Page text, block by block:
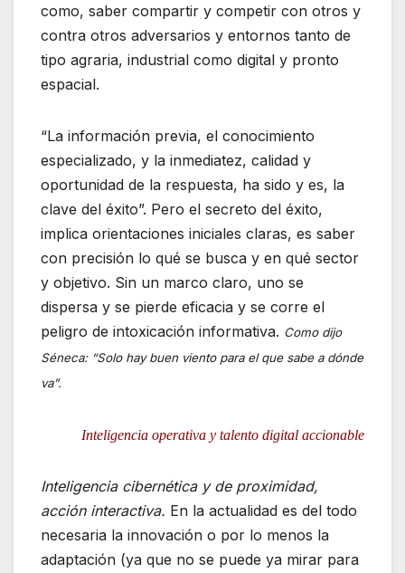
como, saber compartir y competir con otros y
contra otros adversarios y entornos tanto de
tipo agraria, industrial como digital y pronto
espacial.
“La información previa, el conocimiento
especializado, y la inmediatez, calidad y
oportunidad de la respuesta, ha sido y es, la
clave del éxito”. Pero el secreto del éxito,
implica orientaciones iniciales claras, es saber
con precisión lo qué se busca y en qué sector
y objetivo. Sin un marco claro, uno se
dispersa y se pierde eficacia y se corre el
peligro de intoxicación informativa. Como dijo
Séneca: “Solo hay buen viento para el que sabe a dónde
va”.
Inteligencia operativa y talento digital accionable
Inteligencia cibernética y de proximidad,
acción interactiva. En la actualidad es del todo
necesaria la innovación o por lo menos la
adaptación (ya que no se puede ya mirar para